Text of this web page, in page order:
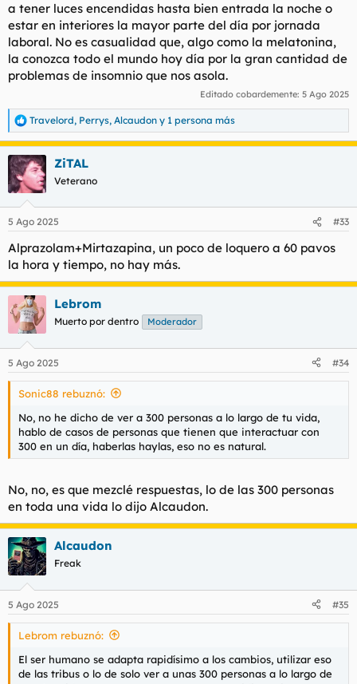
a tener luces encendidas hasta bien entrada la noche o
estar en interiores la mayor parte del día por jornada
laboral. No es casualidad que, algo como la melatonina,
la conozca todo el mundo hoy día por la gran cantidad de
problemas de insomnio que nos asola.
Editado cobardemente: 5 Ago 2025
R
e
a
c
c
i
e
:
Travelord, Perrys, Alcaudon y 1 persona más
ZiTAL
Veterano
5 Ago 2025 #33
Alprazolam+Mirtazapina, un poco de loquero a 60 pavos
la hora y tiempo, no hay más.
Lebrom
Muerto por dentro Moderador
5 Ago 2025 #34
Sonic88 rebuznó:
No, no he dicho de ver a 300 personas a lo largo de tu vida,
hablo de casos de personas que tienen que interactuar con
300 en un día, haberlas haylas, eso no es natural.
No, no, es que mezclé respuestas, lo de las 300 personas
en toda una vida lo dijo Alcaudon.
Alcaudon
Freak
5 Ago 2025 #35
Lebrom rebuznó:
El ser humano se adapta rapidísimo a los cambios, utilizar eso
de las tribus o lo de solo ver a unas 300 personas a lo largo de